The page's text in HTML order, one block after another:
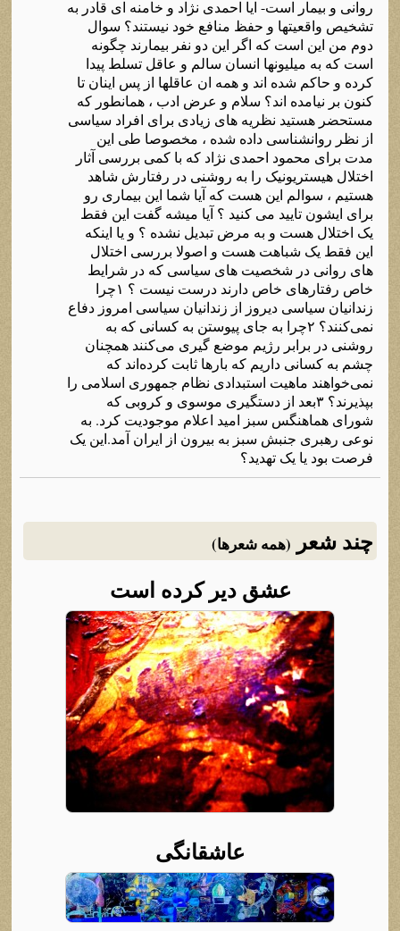
روانی و بیمار است- ایا احمدی نژاد و خامنه ای قادر به
تشخیص واقعیتها و حفظ منافع خود نیستند؟ سوال
دوم من این است که اگر این دو نفر بیمارند چگونه
است که به میلیونها انسان سالم و عاقل تسلط پیدا
کرده و حاکم شده اند و همه ان عاقلها از پس اینان تا
کنون بر نیامده اند؟ سلام و عرض ادب ، همانطور که
مستحضر هستید نظریه های زیادی برای افراد سیاسی
از نظر روانشناسی داده شده ، مخصوصا طی این
مدت برای محمود احمدی نژاد که با کمی بررسی آثار
اختلال هیستریونیک را به روشنی در رفتارش شاهد
هستیم ، سوالم این هست که آیا شما این بیماری رو
برای ایشون تایید می کنید ؟ آیا میشه گفت این فقط
یک اختلال هست و به مرض تبدیل نشده ؟ و یا اینکه
این فقط یک شباهت هست و اصولا بررسی اختلال
های روانی در شخصیت های سیاسی که در شرایط
خاص رفتارهای خاص دارند درست نیست ؟ ۱چرا
زندانیان سیاسی دیروز از زندانیان سیاسی امروز دفاع
نمی‌کنند؟ ۲چرا به جای پیوستن به کسانی که به
روشنی در برابر رژیم موضع گیری می‌کنند همچنان
چشم به کسانی داریم که بارها ثابت کرده‌اند که
نمی‌خواهند ماهیت استبدادی نظام جمهوری اسلامی را
بپذیرند؟ ۳بعد از دستگیری موسوی و کروبی که
شورای هماهنگس سبز امید اعلام موجودیت کرد. به
نوعی رهبری جنبش سبز به بیرون از ایران آمد.این یک
فرصت بود یا یک تهدید؟
چند شعر (همه شعرها)
عشق دیر کرده است
عاشقانگی